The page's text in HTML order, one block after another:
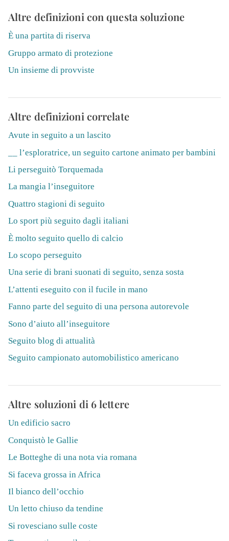
Altre definizioni con questa soluzione
È una partita di riserva
Gruppo armato di protezione
Un insieme di provviste
Altre definizioni correlate
Avute in seguito a un lascito
__ l’esploratrice, un seguito cartone animato per bambini
Li perseguitò Torquemada
La mangia l’inseguitore
Quattro stagioni di seguito
Lo sport più seguito dagli italiani
È molto seguito quello di calcio
Lo scopo perseguito
Una serie di brani suonati di seguito, senza sosta
L’attenti eseguito con il fucile in mano
Fanno parte del seguito di una persona autorevole
Sono d’aiuto all’inseguitore
Seguito blog di attualità
Seguito campionato automobilistico americano
Altre soluzioni di 6 lettere
Un edificio sacro
Conquistò le Gallie
Le Botteghe di una nota via romana
Si faceva grossa in Africa
Il bianco dell’occhio
Un letto chiuso da tendine
Si rovesciano sulle coste